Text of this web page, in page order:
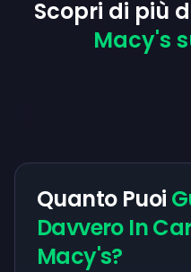
Scopri di più
Macy's
Quanto Puoi
Davvero In
Macy's?